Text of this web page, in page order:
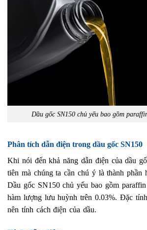
Dầu gốc SN150 chủ yếu bao gồm
Phân tích dẫn điện trong dầu gốc SN150
Khi nói đến khả năng dẫn điện của dầu
tiên mà chúng ta cần chú ý là thành phần
Dầu gốc SN150 chủ yếu bao gồm
hàm lượng lưu huỳnh trên 0.03%. Đặc
nên tính cách điện của dầu.